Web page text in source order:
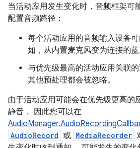
当活动应用发生变化时，音频框架可
配置音频路径：
每个活动应用的音频输入设备
如，从内置麦克风变为连接的蓝
与优先级最高的活动应用关联
其他预处理都会被忽略。
由于活动应用可能会在优先级更高的
静音， 因此您可以在
AudioRecord 或 MediaRecorder